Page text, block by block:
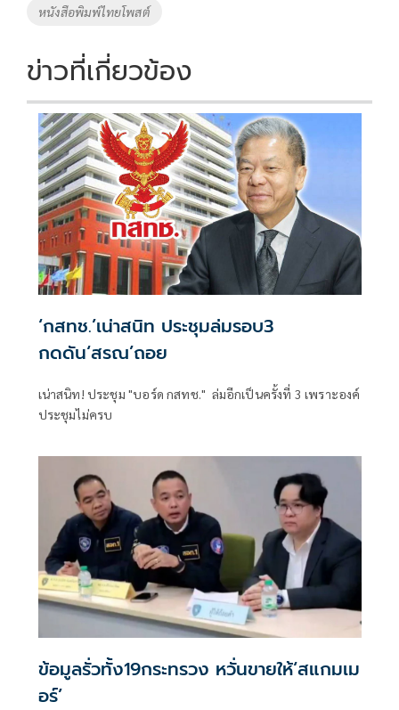
หนังสือพิมพ์ไทยโพสต์
ข่าวที่เกี่ยวข้อง
‘กสทช.’เน่าสนิท ประชุมล่มรอบ3
กดดัน‘สรณ’ถอย
เน่าสนิท! ประชุม "บอร์ด กสทช." ล่มอีกเป็นครั้งที่ 3 เพราะองค์
ประชุมไม่ครบ
ข้อมูลรั่วทั้ง19กระทรวง หวั่นขายให้‘สแกมเม
อร์’